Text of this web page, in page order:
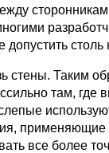
столь
стены. Таким
там, где
все более